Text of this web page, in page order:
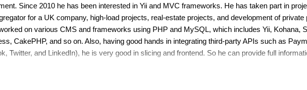
Since 2010 he has been interested in Yii and MVC frameworks. He has taken part in
for a UK company, high-load projects, real-estate projects, and development of
on various CMS and frameworks using PHP and MySQL, which includes Yii, Kohana,
CakePHP, and so on. Also, having good hands in integrating third-party APIs such as
Twitter, and LinkedIn), he is very good in slicing and frontend. So he can provide full